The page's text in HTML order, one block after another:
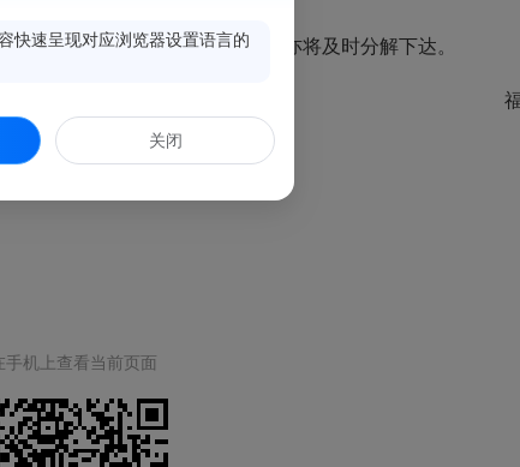
项强农惠农补贴资金一旦到位亦将及时分解下达。
福
手机上查看当前页面
快速呈现对应浏览器设置语言的
关闭